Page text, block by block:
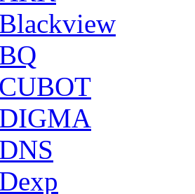
Blackview
BQ
CUBOT
DIGMA
DNS
Dexp